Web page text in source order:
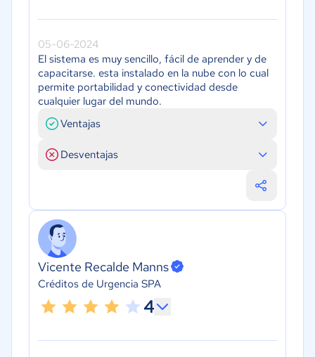
05-06-2024
El sistema es muy sencillo, fácil de aprender y de
capacitarse. esta instalado en la nube con lo cual
permite portabilidad y conectividad desde
cualquier lugar del mundo.
Ventajas
Desventajas
Vicente Recalde Manns
Créditos de Urgencia SPA
4